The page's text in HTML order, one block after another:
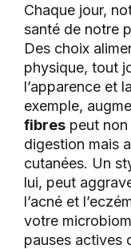
Chaque jour,
santé de notre
Des choix
physique, tout
l’apparence et
exemple,
fibres peut
digestion mais
cutanées. Un
lui, peut
l’acné et
votre
pauses actives